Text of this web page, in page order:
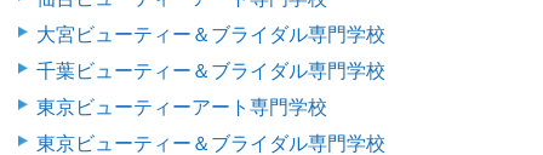
大宮ビューティー＆ブライダル専門学校
千葉ビューティー＆ブライダル専門学校
東京ビューティーアート専門学校
東京ビューティー＆ブライダル専門学校